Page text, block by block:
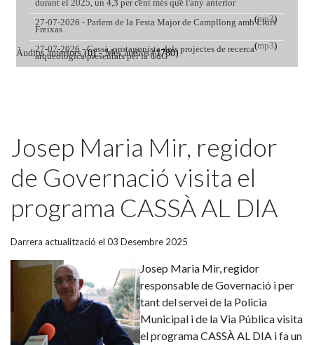
Josep Maria Mir, regidor
de Governació visita el
programa CASSÀ AL DIA
Darrera actualització el 03 Desembre 2025
Josep Maria Mir, regidor
responsable de Governació i per
tant del servei de la Policia
Municipal i de la Via Pública visita
el programa CASSÀ AL DIA i fa un